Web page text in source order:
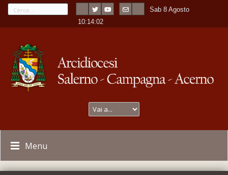
Sab 8 Agosto
10:14:02
Menu